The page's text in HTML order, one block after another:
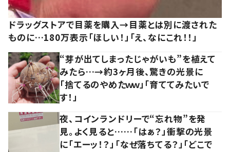
ドラッグストアで目薬を購入→目薬とは別に渡された
ものに…180万表示「ほしい！」「え、なにこれ！！」
“芽が出てしまったじゃがいも”を植えて
みたら…→約3ヶ月後、驚きの光景に
「捨てるのやめたｗｗ」「育ててみたいで
す！」
夜、コインランドリーで“忘れ物”を発
見。よく見ると……「はぁ？」衝撃の光景
に「エーッ！？」「なぜ落ちてる？」「どこで